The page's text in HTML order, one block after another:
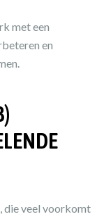
met een
en
die veel voorkomt